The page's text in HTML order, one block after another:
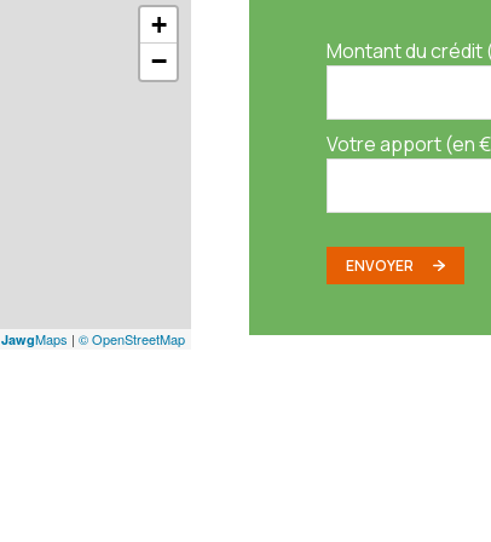
+
−
JawgMaps | © OpenStreetMap
Montant du crédit
Votre apport (en
ENVOYER